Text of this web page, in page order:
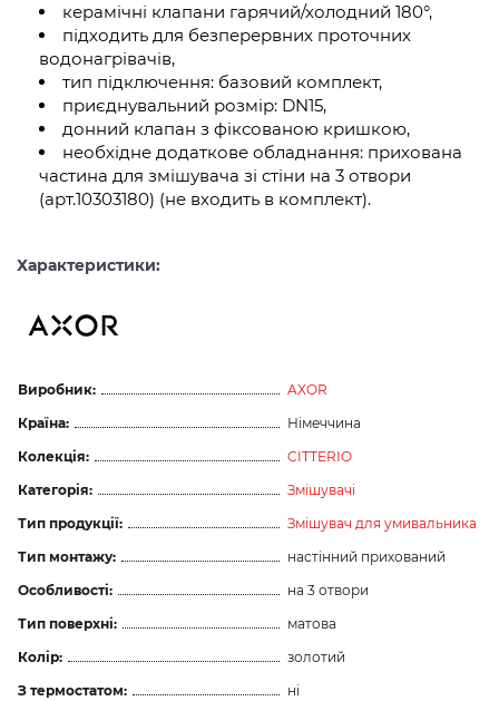
керамічні клапани гарячий/холодний 180°,
підходить для безперервних проточних
водонагрівачів,
тип підключення: базовий комплект,
приєднувальний розмір: DN15,
донний клапан з фіксованою кришкою,
необхідне додаткове обладнання: прихована
частина для змішувача зі стіни на 3 отвори
(арт.10303180) (не входить в комплект).
Характеристики:
Виробник:
AXOR
Країна:
Німеччина
Колекція:
CITTERIO
Категорія:
Змішувачі
Тип продукції:
Змішувач для умивальника
Тип монтажу:
настінний прихований
Особливості:
на 3 отвори
Тип поверхні:
матова
Колір:
золотий
З термостатом:
ні